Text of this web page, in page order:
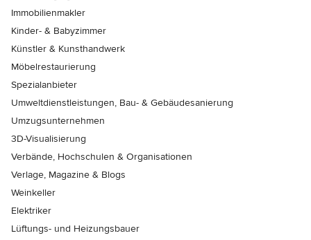
Immobilienmakler
Kinder- & Babyzimmer
Künstler & Kunsthandwerk
Möbelrestaurierung
Spezialanbieter
Umweltdienstleistungen, Bau- & Gebäudesanierung
Umzugsunternehmen
3D-Visualisierung
Verbände, Hochschulen & Organisationen
Verlage, Magazine & Blogs
Weinkeller
Elektriker
Lüftungs- und Heizungsbauer